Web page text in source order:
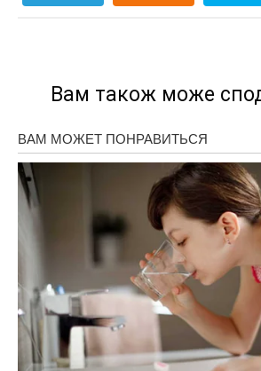
Вам також може